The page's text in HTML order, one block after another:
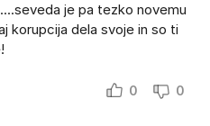
je pa tezko novemu
korupcija dela svoje in so ti
0 0